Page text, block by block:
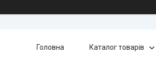
Головна Каталог товарів